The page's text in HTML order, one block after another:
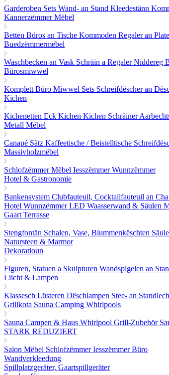
Garderoben Sets Wand- an Stand Kleedestänn
Kannerzëmmer Mëbel
Betten Büros an Tische Kommoden Regaler an
Buedzëmmermëbel
Waschbecken an Vask Schräin a RegalerNiddereg
Bürosmiwwel
Komplett Büro Miwwel Sets Schreifdëscher an
Kichen
Kichenetten Eck Kichen Kichen Schräiner
Metall Mëbel
Canapé Sätz Kaffeetische / Beistelltische
Massivholzmëbel
Schlofzëmmer Mëbel IesszëmmerWunnzëmmer
Hotel & Gastronomie
Bankensystem Clubfauteuil, Cocktailfauteuil an
Hotel WunnzëmmerLED Waasserwand & Säulen
Gaart Terrasse
Stengfontän Schalen, Vase, Blummenkëschten
Natursteen & Marmor
Dekoratioun
Figuren, Statuen a Skulpturen Wandspigelen an
Liicht & Lampen
Klassesch Lüsteren Dëschlampen Stee- an
Grillkota Sauna Camping Whirlpools
Sauna Campen & Haus Whirlpool Grill-Zubehör
STARK REDUZIERT
Salon Mëbel SchlofzëmmerIesszëmmerBüro
Wandverkleedung
Spillplatzgeräter, Gaartspillgeräter